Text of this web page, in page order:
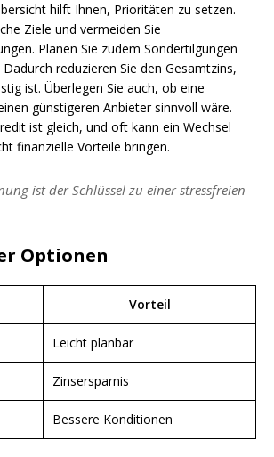
hilft Ihnen, Prioritäten zu setzen.
Ziele und vermeiden Sie
Planen Sie zudem Sondertilgungen
reduzieren Sie den Gesamtzins,
ist. Überlegen Sie auch, ob eine
günstigeren Anbieter sinnvoll wäre.
ist gleich, und oft kann ein Wechsel
finanzielle Vorteile bringen.
ist der Schlüssel zu einer stressfreien
Optionen
Vorteil
Leicht planbar
Zinsersparnis
Bessere Konditionen